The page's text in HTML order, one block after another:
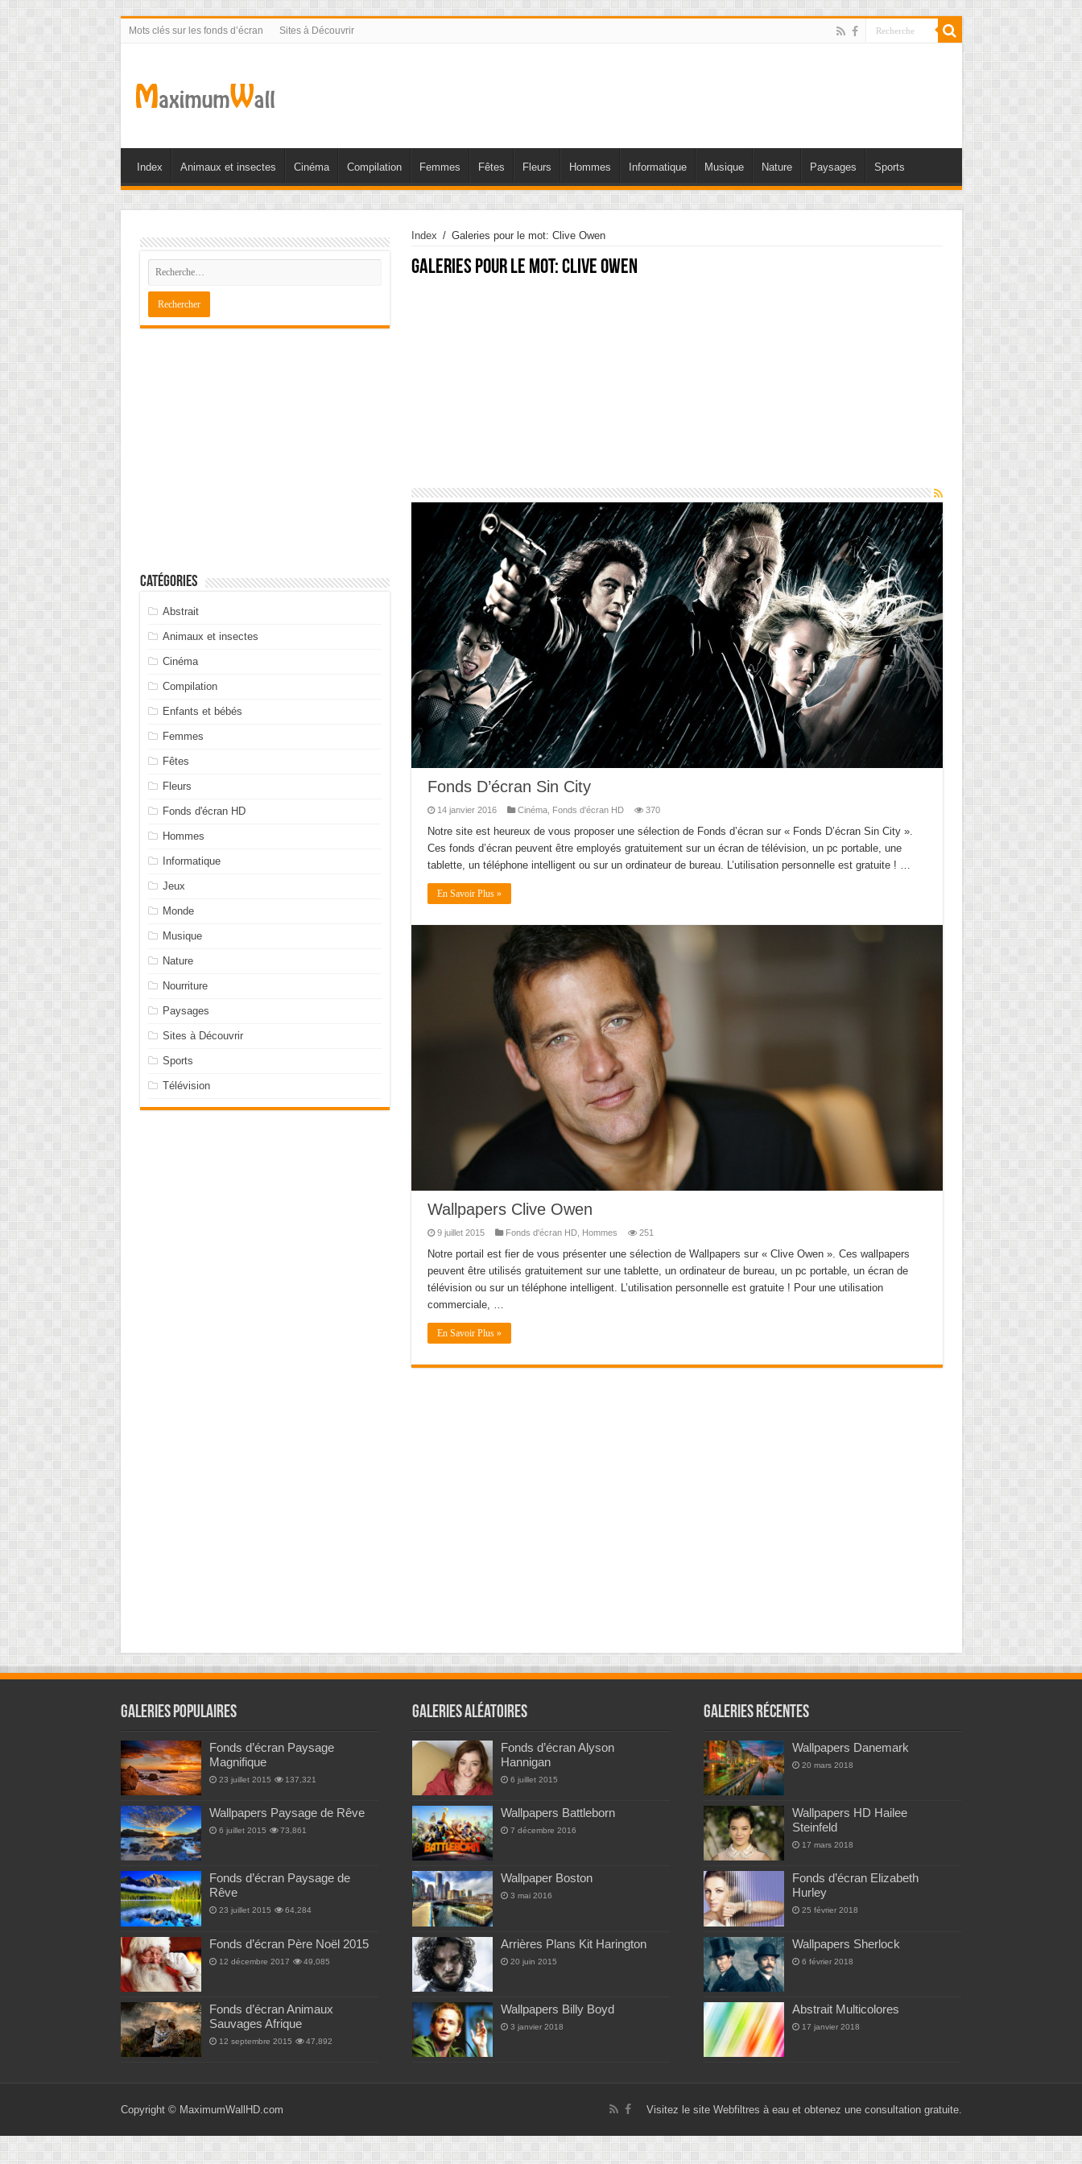
Mots clés sur les fonds d’écran Sites à Découvrir
Index Animaux et insectes Cinéma Compilation Femmes Fêtes Fleurs Hommes Informatique Musique Nature Paysages Sports
Index / Galeries pour le mot: Clive Owen
Galeries pour le mot:Clive Owen
Fonds D’écran Sin City
14 janvier 2016 Cinéma, Fonds d'écran HD 370
Notre site est heureux de vous proposer une sélection de Fonds d’écran sur « Fonds D’écran Sin City ».
Ces fonds d’écran peuvent être employés gratuitement sur un écran de télévision, un pc portable, une
tablette, un téléphone intelligent ou sur un ordinateur de bureau. L’utilisation personnelle est gratuite ! …
En Savoir Plus »
Wallpapers Clive Owen
9 juillet 2015 Fonds d'écran HD, Hommes 251
Notre portail est fier de vous présenter une sélection de Wallpapers sur « Clive Owen ». Ces wallpapers
peuvent être utilisés gratuitement sur une tablette, un ordinateur de bureau, un pc portable, un écran de
télévision ou sur un téléphone intelligent. L’utilisation personnelle est gratuite ! Pour une utilisation
commerciale, …
En Savoir Plus »
Catégories
Abstrait
Animaux et insectes
Cinéma
Compilation
Enfants et bébés
Femmes
Fêtes
Fleurs
Fonds d'écran HD
Hommes
Informatique
Jeux
Monde
Musique
Nature
Nourriture
Paysages
Sites à Découvrir
Sports
Télévision
Galeries Populaires
Fonds d’écran Paysage
Magnifique
23 juillet 2015 137,321
Wallpapers Paysage de Rêve
6 juillet 2015 73,861
Fonds d’écran Paysage de
Rêve
23 juillet 2015 64,284
Fonds d’écran Père Noël 2015
12 décembre 2017 49,085
Fonds d’écran Animaux
Sauvages Afrique
12 septembre 2015 47,892
Galeries Aléatoires
Fonds d’écran Alyson
Hannigan
6 juillet 2015
Wallpapers Battleborn
7 décembre 2016
Wallpaper Boston
3 mai 2016
Arrières Plans Kit Harington
20 juin 2015
Wallpapers Billy Boyd
3 janvier 2018
Galeries Récentes
Wallpapers Danemark
20 mars 2018
Wallpapers HD Hailee
Steinfeld
17 mars 2018
Fonds d’écran Elizabeth
Hurley
25 février 2018
Wallpapers Sherlock
6 février 2018
Abstrait Multicolores
17 janvier 2018
Visitez le site Webfiltres à eauet obtenez une consultation gratuite.
Copyright © MaximumWallHD.com